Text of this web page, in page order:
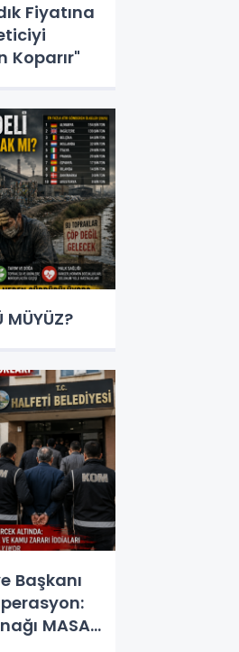
Fiyatına
Koparır"
MÜYÜZ?
Başkanı
MASAK